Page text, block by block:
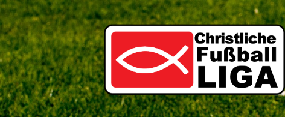
Springe
zum
Inhalt